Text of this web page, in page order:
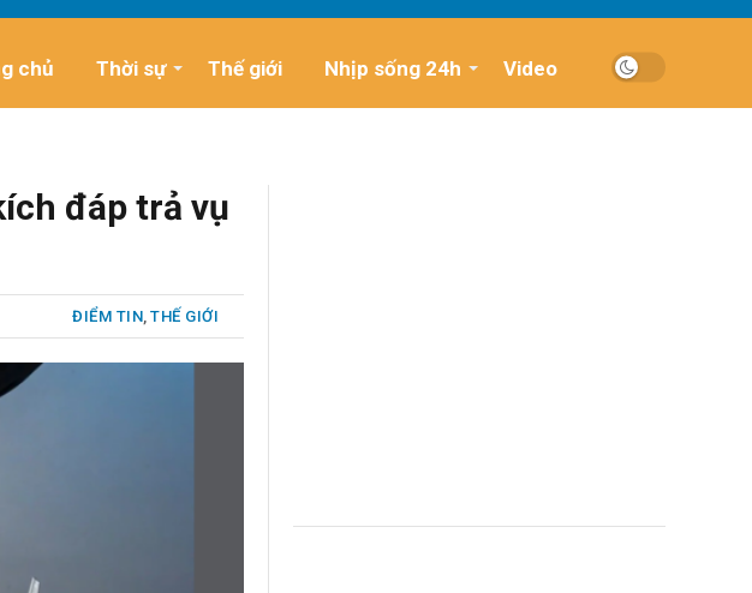
chủ Thời sự Thế giới Nhịp sống 24h Video
đáp trả vụ
ĐIỂM TIN, THẾ GIỚI